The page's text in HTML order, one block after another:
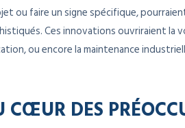
ou faire un signe spécifique,
Ces innovations ouvriraient la
ou encore la maintenance
CŒUR DES